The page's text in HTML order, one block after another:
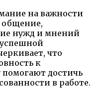
на важности
нужд и мнений
что
к
достичь
в работе.